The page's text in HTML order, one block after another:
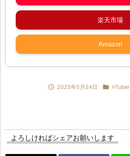
楽天市場
Amazon
 2025年5月24日  VTuber
よろしければシェアお願いします